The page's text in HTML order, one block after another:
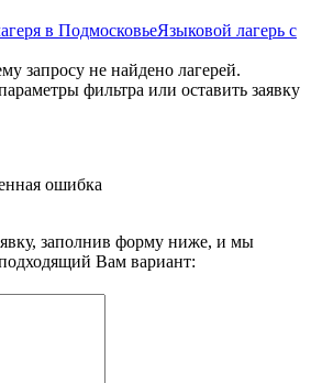
в ПодмосковьеЯзыковой лагерь с
запросу не найдено лагерей.
фильтра или оставить заявку
ошибка
заполнив форму ниже, и мы
Вам вариант: